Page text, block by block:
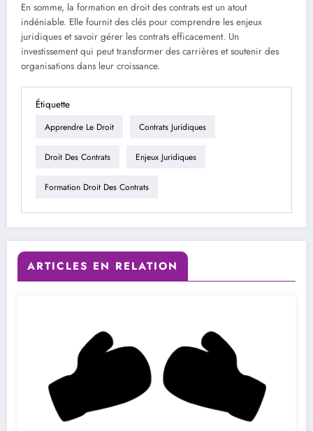
En somme, la formation en droit des contrats est un atout
indéniable. Elle fournit des clés pour comprendre les enjeux
juridiques et savoir gérer les contrats efficacement. Un
investissement qui peut transformer des carrières et soutenir des
organisations dans leur croissance.
Étiquette
Apprendre Le Droit Contrats Juridiques
Droit Des Contrats Enjeux Juridiques
Formation Droit Des Contrats
ARTICLES EN RELATION